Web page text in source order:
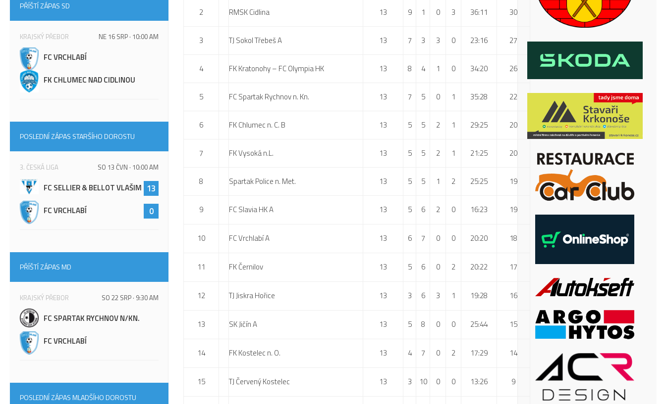
2 RMSK Cidlina 13 9 1 0 3 36:11 30
3 TJ Sokol Třebeš A 13 7 3 3 0 23:16 27
4 FK Kratonohy – FC Olympia HK 13 8 4 1 0 34:20 26
5 FC Spartak Rychnov n. Kn. 13 7 5 0 1 35:28 22
6 FK Chlumec n. C. B 13 5 5 2 1 29:25 20
7 FK Vysoká n.L. 13 5 5 2 1 21:25 20
8 Spartak Police n. Met. 13 5 5 1 2 25:25 19
9 FC Slavia HK A 13 5 6 2 0 16:23 19
10 FC Vrchlabí A 13 6 7 0 0 20:20 18
11 FK Černilov 13 5 6 0 2 20:22 17
12 TJ Jiskra Hořice 13 3 6 3 1 19:28 16
13 SK Jičín A 13 5 8 0 0 25:44 15
14 FK Kostelec n. O. 13 4 7 0 2 17:29 14
15 TJ Červený Kostelec 13 3 10 0 0 13:26 9
PŘÍŠTÍ ZÁPAS SD
KRAJSKÝ PŘEBOR NE 16 SRP · 10:00 AM
FC VRCHLABÍ
FK CHLUMEC NAD CIDLINOU
POSLEDNÍ ZÁPAS STARŠÍHO DOROSTU
3. ČESKÁ LIGA SO 13 ČVN · 10:00 AM
FC SELLIER & BELLOT VLAŠIM 13
FC VRCHLABÍ 0
PŘÍŠTÍ ZÁPAS MD
KRAJSKÝ PŘEBOR SO 22 SRP · 9:30 AM
FC SPARTAK RYCHNOV N/KN.
FC VRCHLABÍ
POSLEDNÍ ZÁPAS MLADŠÍHO DOROSTU